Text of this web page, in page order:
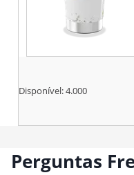
Disponível:4.000
Perguntas